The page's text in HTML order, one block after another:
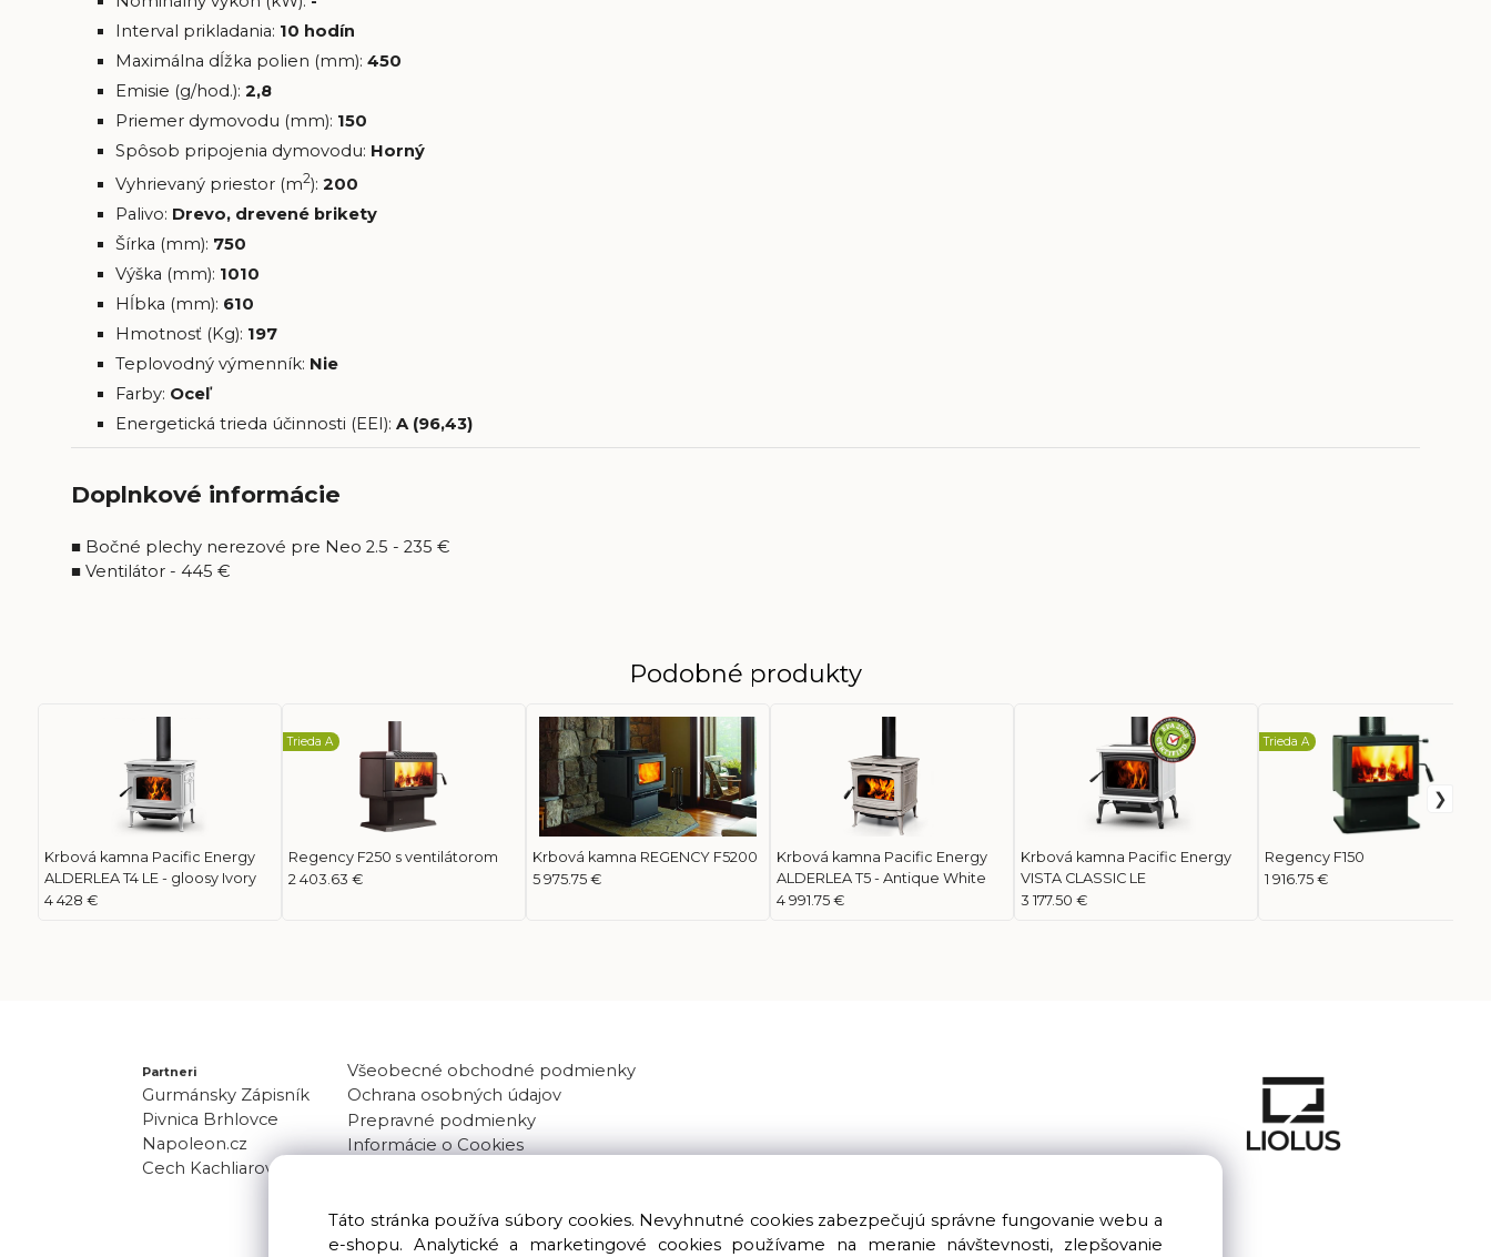
Interval prikladania: 10 hodín
Maximálna dĺžka polien (mm): 450
Emisie (g/hod.): 2,8
Priemer dymovodu (mm): 150
Spôsob pripojenia dymovodu: Horný
Vyhrievaný priestor (m2): 200
Palivo: Drevo, drevené brikety
Šírka (mm): 750
Výška (mm): 1010
Hĺbka (mm): 610
Hmotnosť (Kg): 197
Teplovodný výmenník: Nie
Farby: Oceľ
Energetická trieda účinnosti (EEI): A (96,43)
Doplnkové informácie
■ Bočné plechy nerezové pre Neo 2.5 - 235 €
■ Ventilátor - 445 €
Podobné produkty
Krbová kamna Pacific Energy
ALDERLEA T4 LE - gloosy Ivory
4 428 €
Regency F250 s ventilátorom
Trieda A
2 403.63 €
Krbová kamna REGENCY F5200
5 975.75 €
Krbová kamna Pacific Energy
ALDERLEA T5 - Antique White
4 991.75 €
Krbová kamna Pacific Energy
VISTA CLASSIC LE
3 177.50 €
Regency F150
Trieda A
1 916.75 €
Partneri
Gurmánsky Zápisník
Pivnica Brhlovce
Napoleon.cz
Cech Kachliarov
Všeobecné obchodné podmienky
Ochrana osobných údajov
Prepravné podmienky
Informácie o Cookies
Táto stránka používa súbory cookies. Nevyhnutné cookies zabezpečujú správne fungovanie webu a
e-shopu. Analytické a marketingové cookies používame na meranie návštevnosti, zlepšovanie